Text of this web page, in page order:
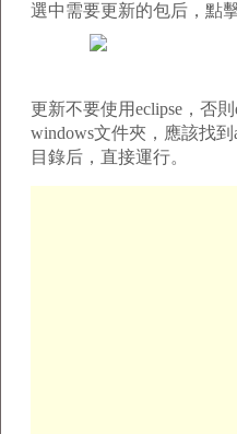
選中需要更新的包后，點擊
更新不要使用eclipse，否
windows文件夾，應該找到
目錄后，直接運行。